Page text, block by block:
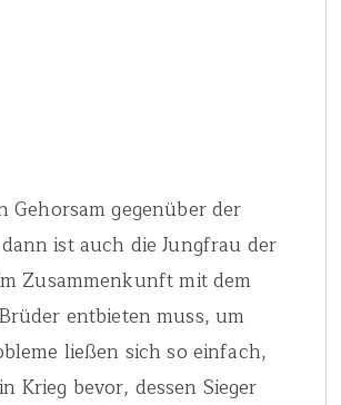
Gehorsam gegenüber der
ist auch die Jungfrau der
Zusammenkunft mit dem
entbieten muss, um
ließen sich so einfach,
bevor, dessen Sieger